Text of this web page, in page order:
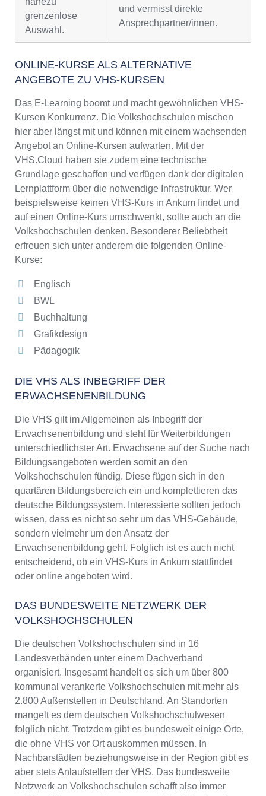
grenzenlose
Auswahl.
und vermisst direkte
Ansprechpartner/innen.
ONLINE-KURSE ALS ALTERNATIVE
ANGEBOTE ZU VHS-KURSEN
Das E-Learning boomt und macht gewöhnlichen VHS-
Kursen Konkurrenz. Die Volkshochschulen mischen
hier aber längst mit und können mit einem wachsenden
Angebot an Online-Kursen aufwarten. Mit der
VHS.Cloud haben sie zudem eine technische
Grundlage geschaffen und verfügen dank der digitalen
Lernplattform über die notwendige Infrastruktur. Wer
beispielsweise keinen VHS-Kurs in Ankum findet und
auf einen Online-Kurs umschwenkt, sollte auch an die
Volkshochschulen denken. Besonderer Beliebtheit
erfreuen sich unter anderem die folgenden Online-
Kurse:
Englisch
BWL
Buchhaltung
Grafikdesign
Pädagogik
DIE VHS ALS INBEGRIFF DER
ERWACHSENENBILDUNG
Die VHS gilt im Allgemeinen als Inbegriff der
Erwachsenenbildung und steht für Weiterbildungen
unterschiedlichster Art. Erwachsene auf der Suche nach
Bildungsangeboten werden somit an den
Volkshochschulen fündig. Diese fügen sich in den
quartären Bildungsbereich ein und komplettieren das
deutsche Bildungssystem. Interessierte sollten jedoch
wissen, dass es nicht so sehr um das VHS-Gebäude,
sondern vielmehr um den Ansatz der
Erwachsenenbildung geht. Folglich ist es auch nicht
entscheidend, ob ein VHS-Kurs in Ankum stattfindet
oder online angeboten wird.
DAS BUNDESWEITE NETZWERK DER
VOLKSHOCHSCHULEN
Die deutschen Volkshochschulen sind in 16
Landesverbänden unter einem Dachverband
organisiert. Insgesamt handelt es sich um über 800
kommunal verankerte Volkshochschulen mit mehr als
2.800 Außenstellen in Deutschland. An Standorten
mangelt es dem deutschen Volkshochschulwesen
folglich nicht. Trotzdem gibt es bundesweit einige Orte,
die ohne VHS vor Ort auskommen müssen. In
Nachbarstädten beziehungsweise in der Region gibt es
aber stets Anlaufstellen der VHS. Das bundesweite
Netzwerk an Volkshochschulen schafft also immer